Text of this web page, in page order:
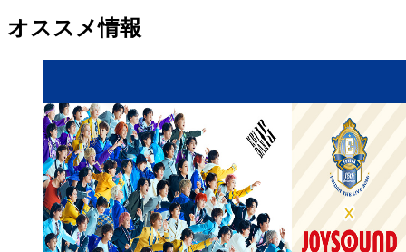
オススメ情報